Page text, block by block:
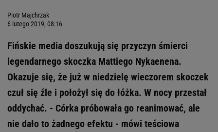
Piotr Majchrzak
6 lutego 2019, 08:16
Fińskie media doszukują się przyczyn śmierci
legendarnego skoczka Mattiego Nykaenena.
Okazuje się, że już w niedzielę wieczorem skoczek
czuł się źle i położył się do łóżka. W nocy przestał
oddychać. - Córka próbowała go reanimować, ale
nie dało to żadnego efektu - mówi teściowa